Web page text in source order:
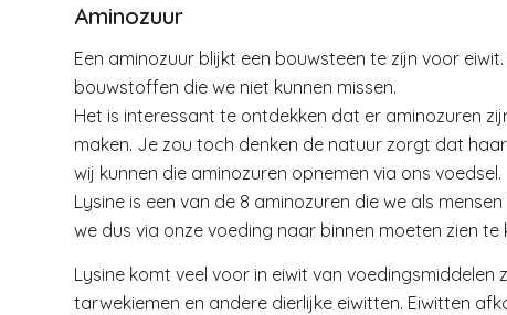
Aminozuur
Een aminozuur blijkt een bouwsteen te zijn voor
bouwstoffen die we niet kunnen missen.
Het is interessant te ontdekken dat er aminozuren
maken. Je zou toch denken de natuur zorgt dat
wij kunnen die aminozuren opnemen via ons voedsel.
Lysine is een van de 8 aminozuren die we als
we dus via onze voeding naar binnen moeten zien te
Lysine komt veel voor in eiwit van voedingsmiddelen
tarwekiemen en andere dierlijke eiwitten. Eiwitten